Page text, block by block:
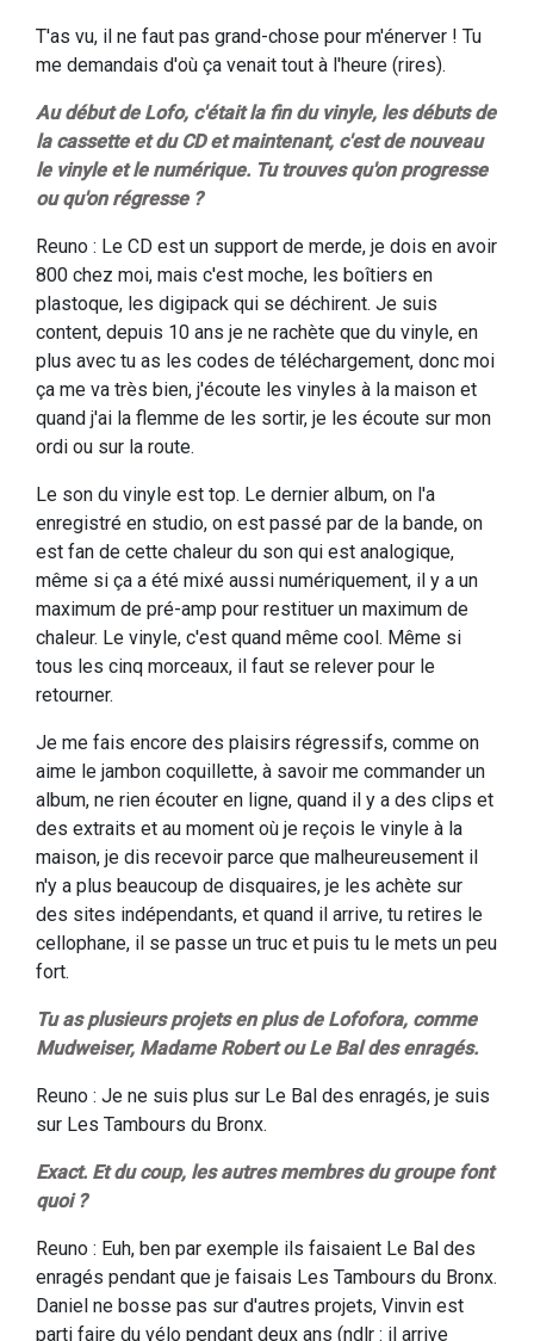
T'as vu, il ne faut pas grand-chose pour m'énerver ! Tu
me demandais d'où ça venait tout à l'heure (rires).
Au début de Lofo, c'était la fin du vinyle, les débuts de
la cassette et du CD et maintenant, c'est de nouveau
le vinyle et le numérique. Tu trouves qu'on progresse
ou qu'on régresse ?
Reuno : Le CD est un support de merde, je dois en avoir
800 chez moi, mais c'est moche, les boîtiers en
plastoque, les digipack qui se déchirent. Je suis
content, depuis 10 ans je ne rachète que du vinyle, en
plus avec tu as les codes de téléchargement, donc moi
ça me va très bien, j'écoute les vinyles à la maison et
quand j'ai la flemme de les sortir, je les écoute sur mon
ordi ou sur la route.
Le son du vinyle est top. Le dernier album, on l'a
enregistré en studio, on est passé par de la bande, on
est fan de cette chaleur du son qui est analogique,
même si ça a été mixé aussi numériquement, il y a un
maximum de pré-amp pour restituer un maximum de
chaleur. Le vinyle, c'est quand même cool. Même si
tous les cinq morceaux, il faut se relever pour le
retourner.
Je me fais encore des plaisirs régressifs, comme on
aime le jambon coquillette, à savoir me commander un
album, ne rien écouter en ligne, quand il y a des clips et
des extraits et au moment où je reçois le vinyle à la
maison, je dis recevoir parce que malheureusement il
n'y a plus beaucoup de disquaires, je les achète sur
des sites indépendants, et quand il arrive, tu retires le
cellophane, il se passe un truc et puis tu le mets un peu
fort.
Tu as plusieurs projets en plus de Lofofora, comme
Mudweiser, Madame Robert ou Le Bal des enragés.
Reuno : Je ne suis plus sur Le Bal des enragés, je suis
sur Les Tambours du Bronx.
Exact. Et du coup, les autres membres du groupe font
quoi ?
Reuno : Euh, ben par exemple ils faisaient Le Bal des
enragés pendant que je faisais Les Tambours du Bronx.
Daniel ne bosse pas sur d'autres projets, Vinvin est
parti faire du vélo pendant deux ans (ndlr : il arrive